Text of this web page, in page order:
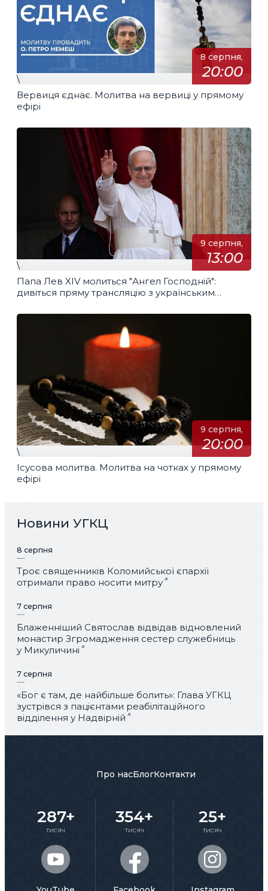
8 серпня,
20:00
\
Вервиця єднає. Молитва на вервиці у прямому
ефірі
9 серпня,
13:00
\
Папа Лев XIV молиться "Ангел Господній":
дивіться пряму трансляцію з українським
9 серпня,
20:00
\
Ісусова молитва. Молитва на чотках у прямому
ефірі
Новини УГКЦ
8 серпня
Троє священників Коломийської єпархії
отримали право носити митру
7 серпня
Блаженніший Святослав відвідав відновлений
монастир Згромадження сестер служебниць
у Микуличині
7 серпня
«Бог є там, де найбільше болить»: Глава УГКЦ
зустрівся з пацієнтами реабілітаційного
відділення у Надвірній
Про насБлогКонтакти
287+
тисяч
354+
тисяч
25+
тисяч